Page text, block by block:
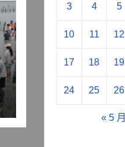
3 4 5
10 11 12
17 18 19
24 25 26
« 5 月